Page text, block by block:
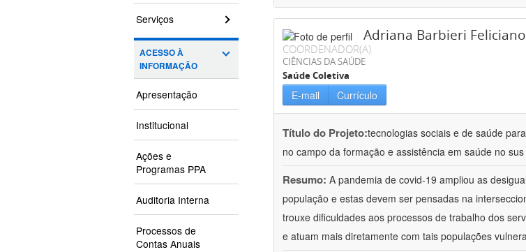
Serviços
ACESSO À
INFORMAÇÃO
Apresentação
Institucional
Ações e
Programas PPA
Auditoria Interna
Processos de
Contas Anuais
Adriana Barbieri Feliciano
COORDENADOR(A)
CIÊNCIAS DA SAÚDE
Saúde Coletiva
E-mail Currículo
Título do Projeto:tecnologias sociais e de saúde
no campo da formação e assistência em saúde no sus
Resumo: A pandemia de covid-19 ampliou as
população e estas devem ser pensadas na
trouxe dificuldades aos processos de trabalho dos
e atuam mais diretamente com tais populações